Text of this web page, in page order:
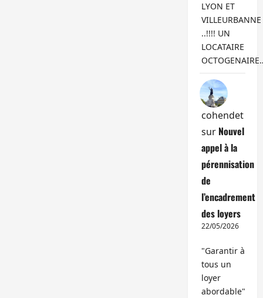
LYON ET
VILLEURBANNE
..!!!! UN
LOCATAIRE
cohendet
sur Nouvel
appel à la
pérennisation
de
l’encadrement
des loyers
22/05/2026
"Garantir à
tous un
loyer
abordable"